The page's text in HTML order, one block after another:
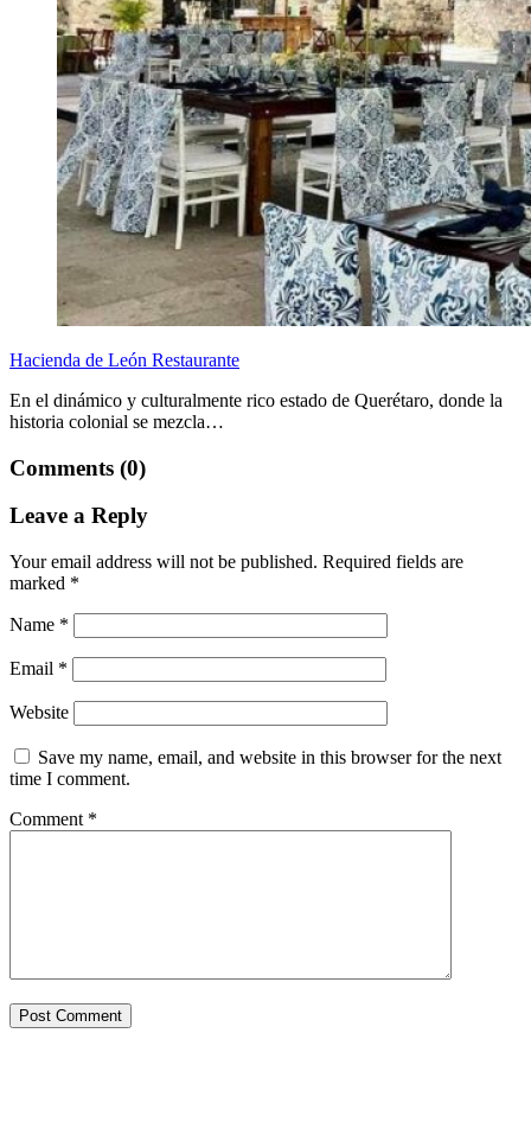
Hacienda de León Restaurante
En el dinámico y culturalmente rico estado de Querétaro, donde la
historia colonial se mezcla…
Comments (0)
Leave a Reply
Your email address will not be published. Required fields are
marked *
Name *
Email *
Website
Save my name, email, and website in this browser for the next
time I comment.
Comment *